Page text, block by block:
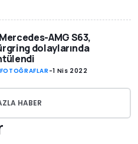
AMG S63,
dolaylarında
-1 Nis 2022
HABER